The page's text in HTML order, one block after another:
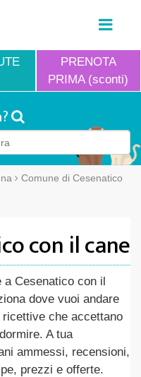
PRENOTA
PRIMA (sconti)
Comune di Cesenatico
con il cane
a Cesenatico con il
dove vuoi andare
che accettano
A tua
ammessi, recensioni,
prezzi e offerte.